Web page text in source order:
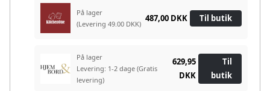
På lager
(Levering 49.00 DKK)
487,00 DKK Til butik
På lager
Levering: 1-2 dage (Gratis
levering)
629,95
DKK
Til
butik